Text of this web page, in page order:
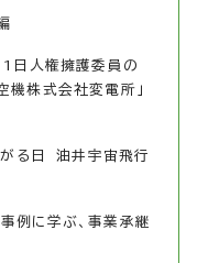
1日人権擁護委員の
機株式会社変電所」
がる日 油井宇宙飛行
例に学ぶ、事業承継